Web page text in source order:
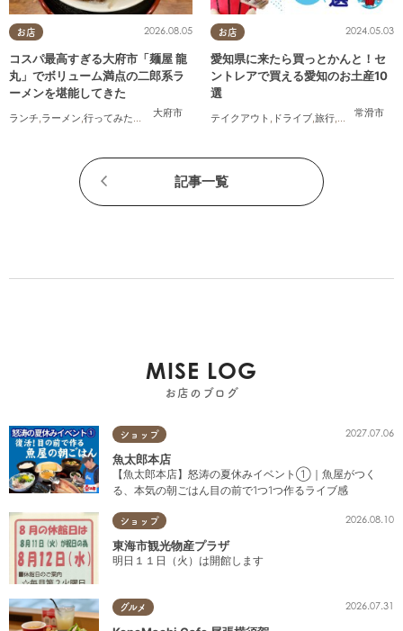
お店
大府市
2026.08.05
コスパ最高すぎる大府市「麺屋 龍
丸」でボリューム満点の二郎系ラ
ーメンを堪能してきた
ランチ ラーメン 行ってみたレポ ,おひとりさま,コスパ抜群
お店
常滑市
2024.05.03
愛知県に来たら買っとかんと！セ
ントレアで買える愛知のお土産10
選
テイクアウト ドライブ 旅行 観光,家族,
記事一覧
MISE LOG
お店のブログ
ショップ 2027.07.06
魚太郎本店
【魚太郎本店】怒涛の夏休みイベント①｜魚屋がつく
る、本気の朝ごはん目の前で1つ1つ作るライブ感
ショップ 2026.08.10
東海市観光物産プラザ
明日１１日（火）は開館します
グルメ 2026.07.31